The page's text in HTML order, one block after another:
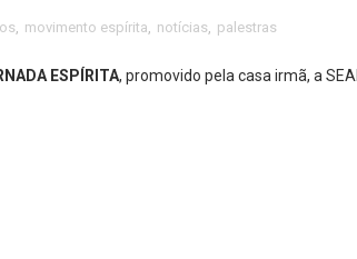
, movimento espírita, notícias, palestras
ESPÍRITA, promovido pela casa irmã, a